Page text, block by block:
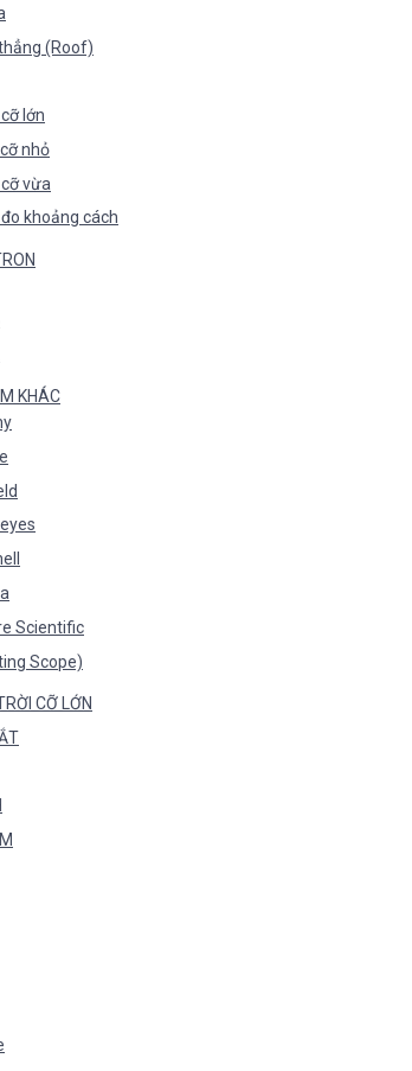
(Roof)
lớn
nhỏ
vừa
khoảng cách
KHÁC
Scientific
Scope)
CỠ LỚN